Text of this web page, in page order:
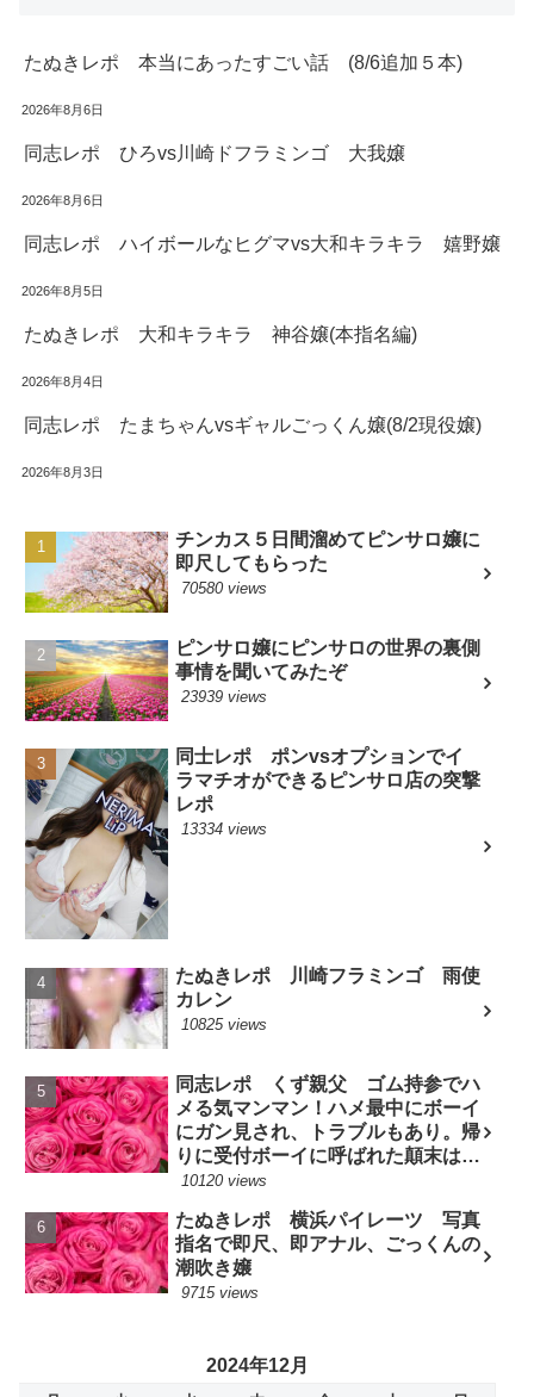
たぬきレポ 本当にあったすごい話 (8/6追加５本)
2026年8月6日
同志レポ ひろvs川崎ドフラミンゴ 大我嬢
2026年8月6日
同志レポ ハイボールなヒグマvs大和キラキラ 嬉野嬢
2026年8月5日
たぬきレポ 大和キラキラ 神谷嬢(本指名編)
2026年8月4日
同志レポ たまちゃんvsギャルごっくん嬢(8/2現役嬢)
2026年8月3日
チンカス５日間溜めてピンサロ嬢に
即尺してもらった
70580 views
ピンサロ嬢にピンサロの世界の裏側
事情を聞いてみたぞ
23939 views
同士レポ ポンvsオプションでイ
ラマチオができるピンサロ店の突撃
レポ
13334 views
たぬきレポ 川崎フラミンゴ 雨使
カレン
10825 views
同志レポ くず親父 ゴム持参でハ
メる気マンマン！ハメ最中にボーイ
にガン見され、トラブルもあり。帰
りに受付ボーイに呼ばれた顛末は？
(7/10現役嬢)
10120 views
たぬきレポ 横浜パイレーツ 写真
指名で即尺、即アナル、ごっくんの
潮吹き嬢
9715 views
2024年12月